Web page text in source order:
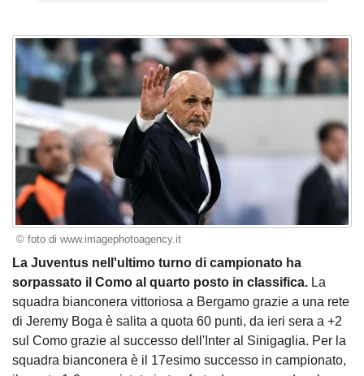
© foto di www.imagephotoagency.it
La Juventus nell'ultimo turno di campionato ha
sorpassato il Como al quarto posto in classifica. La
squadra bianconera vittoriosa a Bergamo grazie a una rete
di Jeremy Boga è salita a quota 60 punti, da ieri sera a +2
sul Como grazie al successo dell'Inter al Sinigaglia. Per la
squadra bianconera è il 17esimo successo in campionato,